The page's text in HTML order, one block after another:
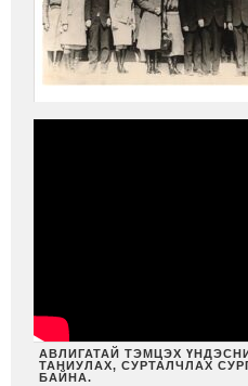
АВЛИГАТАЙ ТЭМЦЭХ
ТАНИУЛАХ, СУРТАЛЧЛАХ
БАЙНА.